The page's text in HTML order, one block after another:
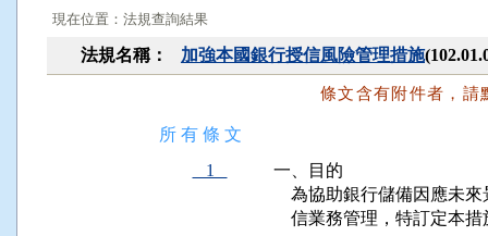
現在位置：法規查詢結果
法規名稱： 加強本國銀行授信風險管理措施
條文含有附件者，請
所 有 條 文
1
一、目的
為協助銀行儲備因應未
信業務管理，特訂定本